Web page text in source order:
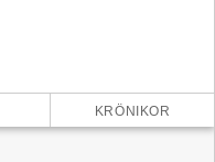
KRÖNIKOR